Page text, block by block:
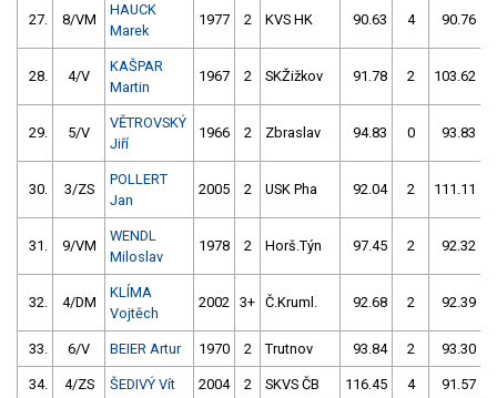
27. 8/VM
HAUCK
Marek
1977 2 KVS HK 90.63 4 90.76
28. 4/V
KAŠPAR
Martin
1967 2 SKŽižkov 91.78 2 103.62
29. 5/V
VĚTROVSKÝ
Jiří
1966 2 Zbraslav 94.83 0 93.83
30. 3/ZS
POLLERT
Jan
2005 2 USK Pha 92.04 2 111.11
31. 9/VM
WENDL
Miloslav
1978 2 Horš.Týn 97.45 2 92.32
32. 4/DM
KLÍMA
Vojtěch
2002 3+ Č.Kruml. 92.68 2 92.39
33. 6/V BEIER Artur 1970 2 Trutnov 93.84 2 93.30
34. 4/ZS ŠEDIVÝ Vít 2004 2 SKVS ČB 116.45 4 91.57